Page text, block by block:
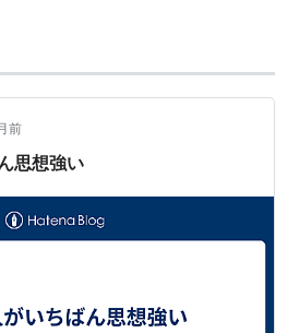
前
思想強い